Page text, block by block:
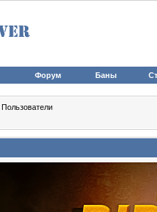
Форум Баны
Пользователи